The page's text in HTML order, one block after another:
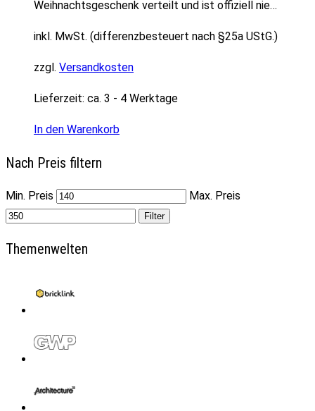
Weihnachtsgeschenk verteilt und ist offiziell nie…
inkl. MwSt. (differenzbesteuert nach §25a UStG.)
zzgl. Versandkosten
Lieferzeit: ca. 3 - 4 Werktage
In den Warenkorb
Nach Preis filtern
Min. Preis Max. Preis
Filter
Themenwelten